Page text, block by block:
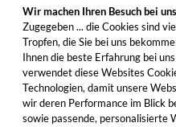
Wir machen Ihren Besuch bei
Zugegeben ... die Cookies sind
Tropfen, die Sie bei uns
Ihnen die beste Erfahrung bei
verwendet diese Websites
Technologien, damit unsere
wir deren Performance im Blick
sowie passende, personalisierte